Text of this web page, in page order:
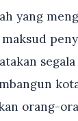
yang
orang-